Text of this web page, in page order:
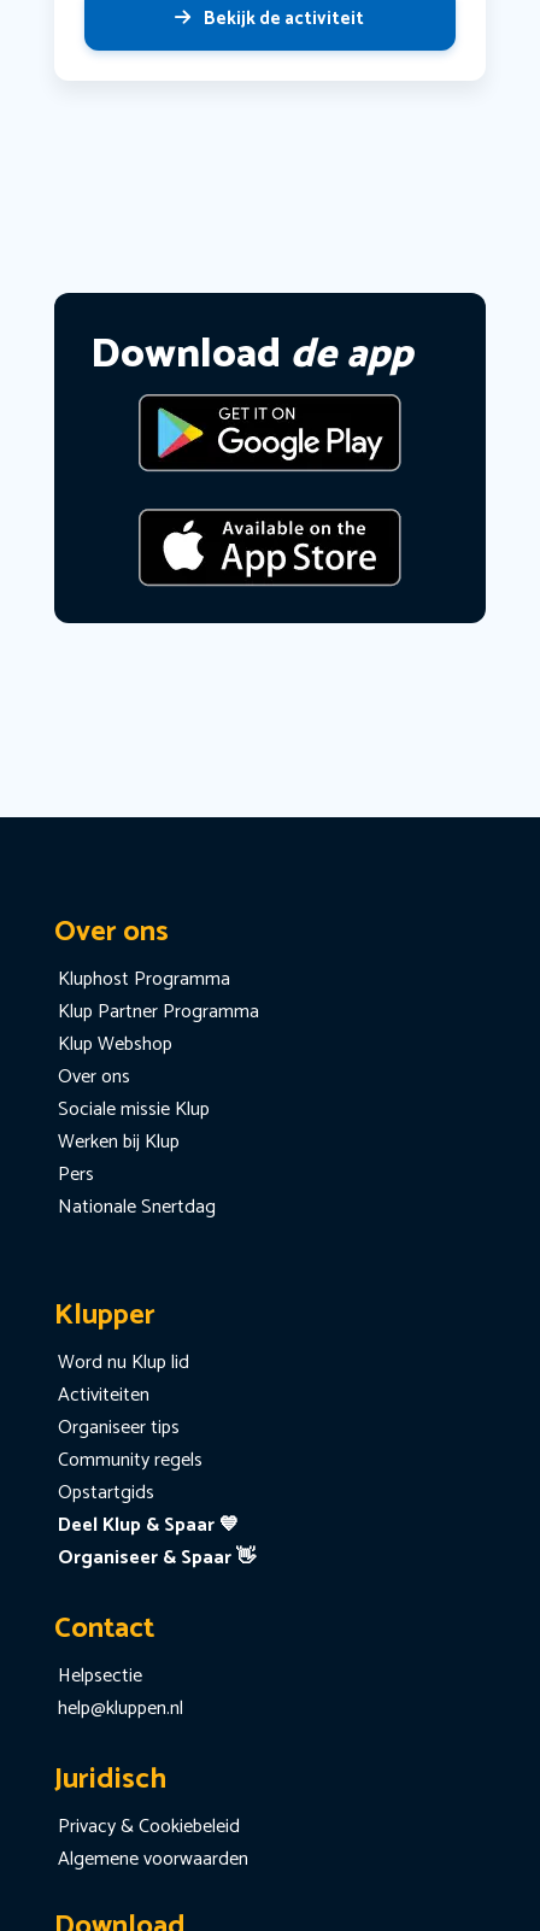
Bekijk de activiteit
Download de app
Over ons
Kluphost Programma
Klup Partner Programma
Klup Webshop
Over ons
Sociale missie Klup
Werken bij Klup
Pers
Nationale Snertdag
Klupper
Word nu Klup lid
Activiteiten
Organiseer tips
Community regels
Opstartgids
Deel Klup & Spaar 💙
Organiseer & Spaar 👋
Contact
Helpsectie
help@kluppen.nl
Juridisch
Privacy & Cookiebeleid
Algemene voorwaarden